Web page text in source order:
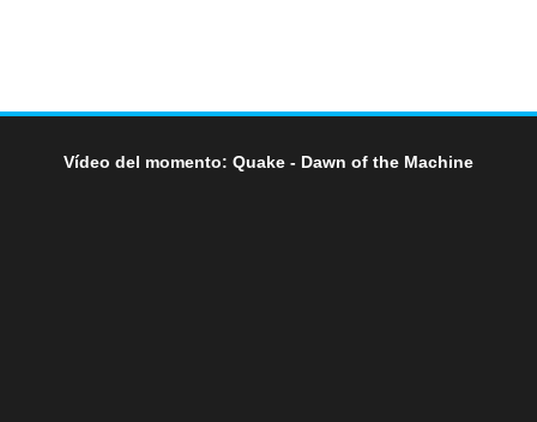
Vídeo del momento: Quake - Dawn of the Machine